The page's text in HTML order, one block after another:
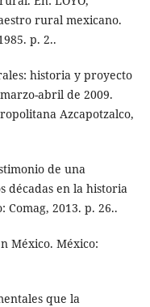
rural mexicano.
p. 2..
historia y proyecto
abril de 2009.
Azcapotzalco,
de una
décadas en la historia
2013. p. 26..
México. México:
que la